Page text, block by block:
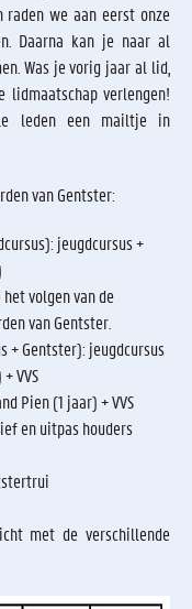
raden we aan eerst onze
Daarna kan je naar al
Was je vorig jaar al lid,
lidmaatschap verlengen!
leden een mailtje in
van Gentster:
jeugdcursus +
volgen van de
van Gentster.
+ Gentster): jeugdcursus
VVS
Pien (1 jaar) + VVS
en uitpas houders
met de verschillende